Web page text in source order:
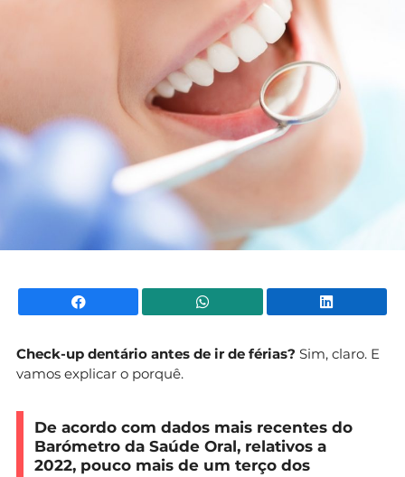
Facebook WhatsApp
Check-up dentário antes de ir de férias? Sim, claro. E
vamos explicar o porquê.
De acordo com dados mais recentes do
Barómetro da Saúde Oral, relativos a
2022, pouco mais de um terço dos